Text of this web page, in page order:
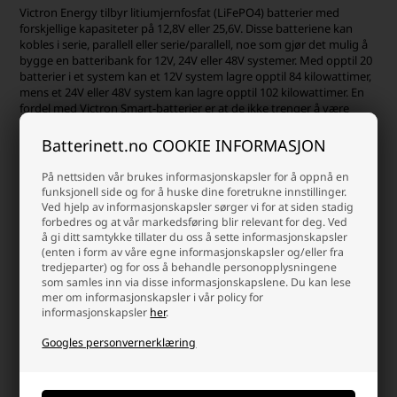
Batterinett.no COOKIE INFORMASJON
På nettsiden vår brukes informasjonskapsler for å oppnå en
funksjonell side og for å huske dine foretrukne innstillinger.
Ved hjelp av informasjonskapsler sørger vi for at siden stadig
forbedres og at vår markedsføring blir relevant for deg. Ved
å gi ditt samtykke tillater du oss å sette informasjonskapsler
(enten i form av våre egne informasjonskapsler og/eller fra
tredjeparter) og for oss å behandle personopplysningene
som samles inn via disse informasjonskapslene. Du kan lese
mer om informasjonskapsler i vår policy for
informasjonskapsler her.
Googles personvernerklæring
Victron Energy tilbyr litiumjernfosfat (LiFePO4) batterier med
forskjellige kapasiteter på 12,8V eller 25,6V. Disse batteriene kan
kobles i serie, parallell eller serie/parallell, noe som gjør det mulig å
bygge en batteribank for 12V, 24V eller 48V systemer. Med opptil 20
batterier i et system kan et 12V system lagre opptil 84 kilowattimer,
mens et 24V eller 48V system kan lagre opptil 102 kilowattimer. En
fordel med Victron Smart-batterier er at de ikke trenger å være
fulladet, og forlenger faktisk levetiden til en dellading.
Litiumbatterier er spesielt effektive i systemer med solceller, vind
eller i "off-grid"-forhold, og de sparer opptil 70 % plass og vekt
sammenlignet med andre batterityper.
Når du velger Victron Energy Smart-batterier, kreves det at du har
et batteristyringssystem (BMS). Victron-batterier er utstyrt med
integrert cellebalansering og celleovervåking, og de skal kobles
sammen med et BMS-system. Victron Energy anbefaler følgende
BMS-løsninger:
VE.Bus BMS/VE.Bus BMS V2for systemer med en
MultiPlus
Smart BMS 12/200for bruk i bil- og marinesystemer med DC-laster